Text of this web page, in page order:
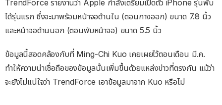
TrendForce รายงานว่า Apple กำลังเตรียมเปิดตัว iPhone รุ่นพับ
ได้รุ่นแรก ซึ่งจะมาพร้อมหน้าจอด้านใน (ตอนกางออก) ขนาด 7.8 นิ้ว
และหน้าจอด้านนอก (ตอนพับหน้าจอ) ขนาด 5.5 นิ้ว
ข้อมูลนี้สอดคล้องกับที่ Ming-Chi Kuo เคยเผยไว้ตอนเดือน มี.ค.
ทำให้ความน่าเชื่อถือของข้อมูลนั้นเพิ่มขึ้นด้วยแหล่งข่าวที่ตรงกัน แม้ว่า
จะยังไม่แน่ใจว่า TrendForce เอาข้อมูลมาจาก Kuo หรือไม่